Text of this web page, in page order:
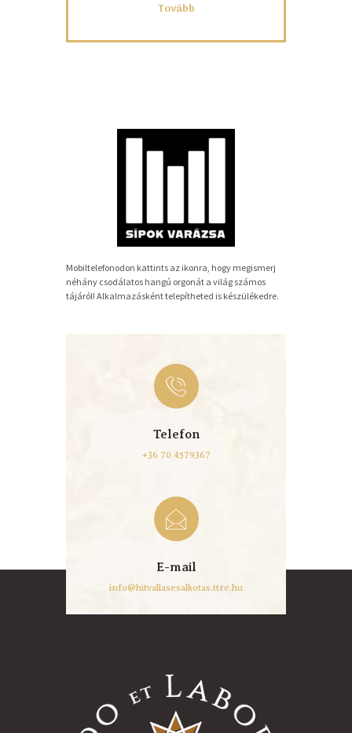
Tovább
Mobiltelefonodon kattints az ikonra, hogy megismerj
néhány csodálatos hangú orgonát a világ számos
tájáról! Alkalmazásként telepítheted is készülékedre.
Telefon
+36 70 4579367
E-mail
info@hitvallasesalkotas.ttre.hu